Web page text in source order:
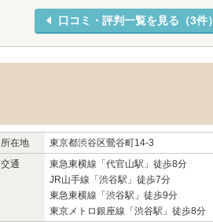
口コミ・評判一覧を見る（3件）
所在地
東京都渋谷区鶯谷町14-3
交通
東急東横線「代官山駅」徒歩8分
JR山手線「渋谷駅」徒歩7分
東急東横線「渋谷駅」徒歩9分
東京メトロ銀座線「渋谷駅」徒歩8分